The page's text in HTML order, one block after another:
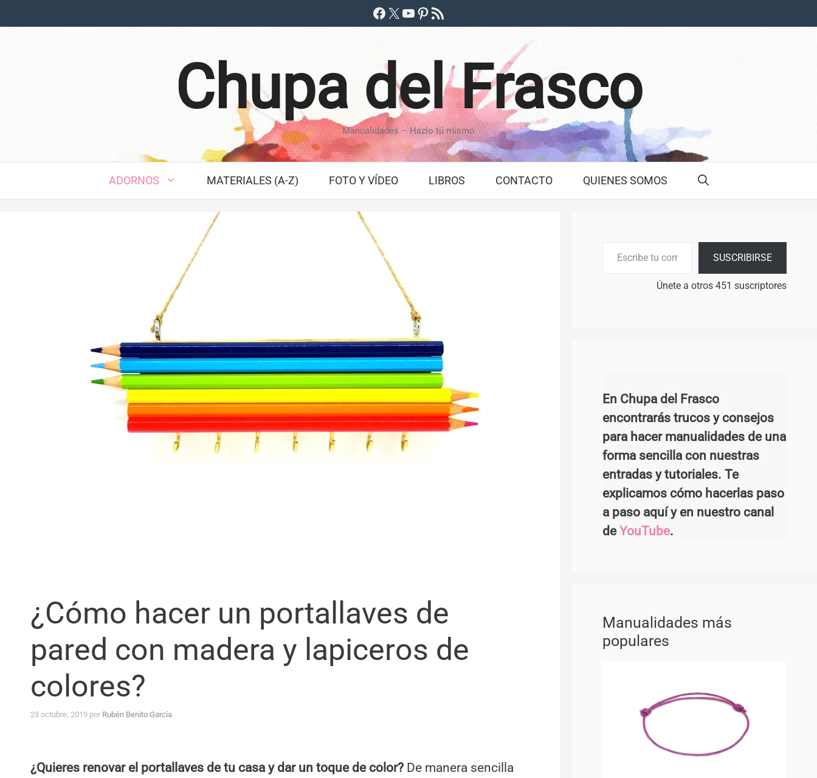
al
Facebook
X YouTube
Pinterest
Feed RSS
Chupa del Frasco
Manualidades – Hazlo tú mismo
ADORNOS MATERIALES (A-Z) FOTO Y VÍDEO LIBROS CONTACTO QUIENES SOMOS
¿Cómo hacer un portallaves de
pared con madera y lapiceros de
colores?
23 octubre, 2019 por Rubén Benito García
¿Quieres renovar el portallaves de tu casa y dar un toque de color? De manera sencilla
SUSCRIBIRSE
Únete a otros 451 suscriptores
En Chupa del Frasco
encontrarás trucos y consejos
para hacer manualidades de una
forma sencilla con nuestras
entradas y tutoriales. Te
explicamos cómo hacerlas paso
a paso aquí y en nuestro canal
deYouTube.
Manualidades más
populares